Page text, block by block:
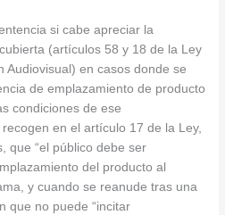
si cabe apreciar la
(artículos 58 y 18 de la Ley
Audiovisual) en casos donde se
de emplazamiento de producto
condiciones de ese
en el artículo 17 de la Ley,
que “el público debe ser
del producto al
y cuando se reanude tras una
que no puede “incitar